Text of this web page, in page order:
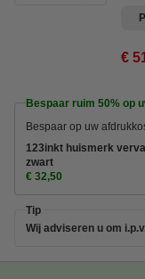
€
Bespaar ruim 50% op
Bespaar op uw
123inkt huismerk
zwart
€ 32,50
Tip
Wij adviseren u om